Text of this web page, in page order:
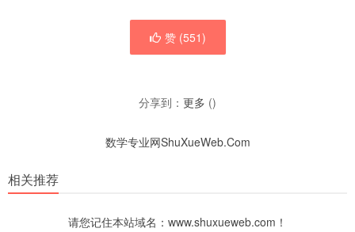
赞 (551)
分享到： 更多 ()
数学专业网ShuXueWeb.Com
相关推荐
请您记住本站域名：www.shuxueweb.com！